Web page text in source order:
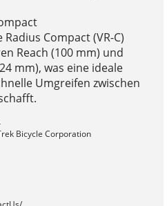
Compact (VR-C)
Reach (100 mm) und
mm), was eine ideale
Umgreifen zwischen
Bicycle Corporation